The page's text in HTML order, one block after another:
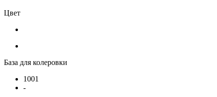
Цвет
База для колеровки
1001
-